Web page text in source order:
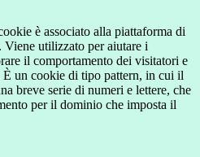
è associato alla piattaforma di
utilizzato per aiutare i
il comportamento dei visitatori e
È un cookie di tipo pattern, in cui il
breve serie di numeri e lettere, che
per il dominio che imposta il